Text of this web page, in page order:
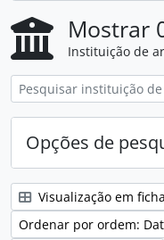
Mostrar
Instituição de
Opções de
Visualização em ficha
Ordenar por ordem: